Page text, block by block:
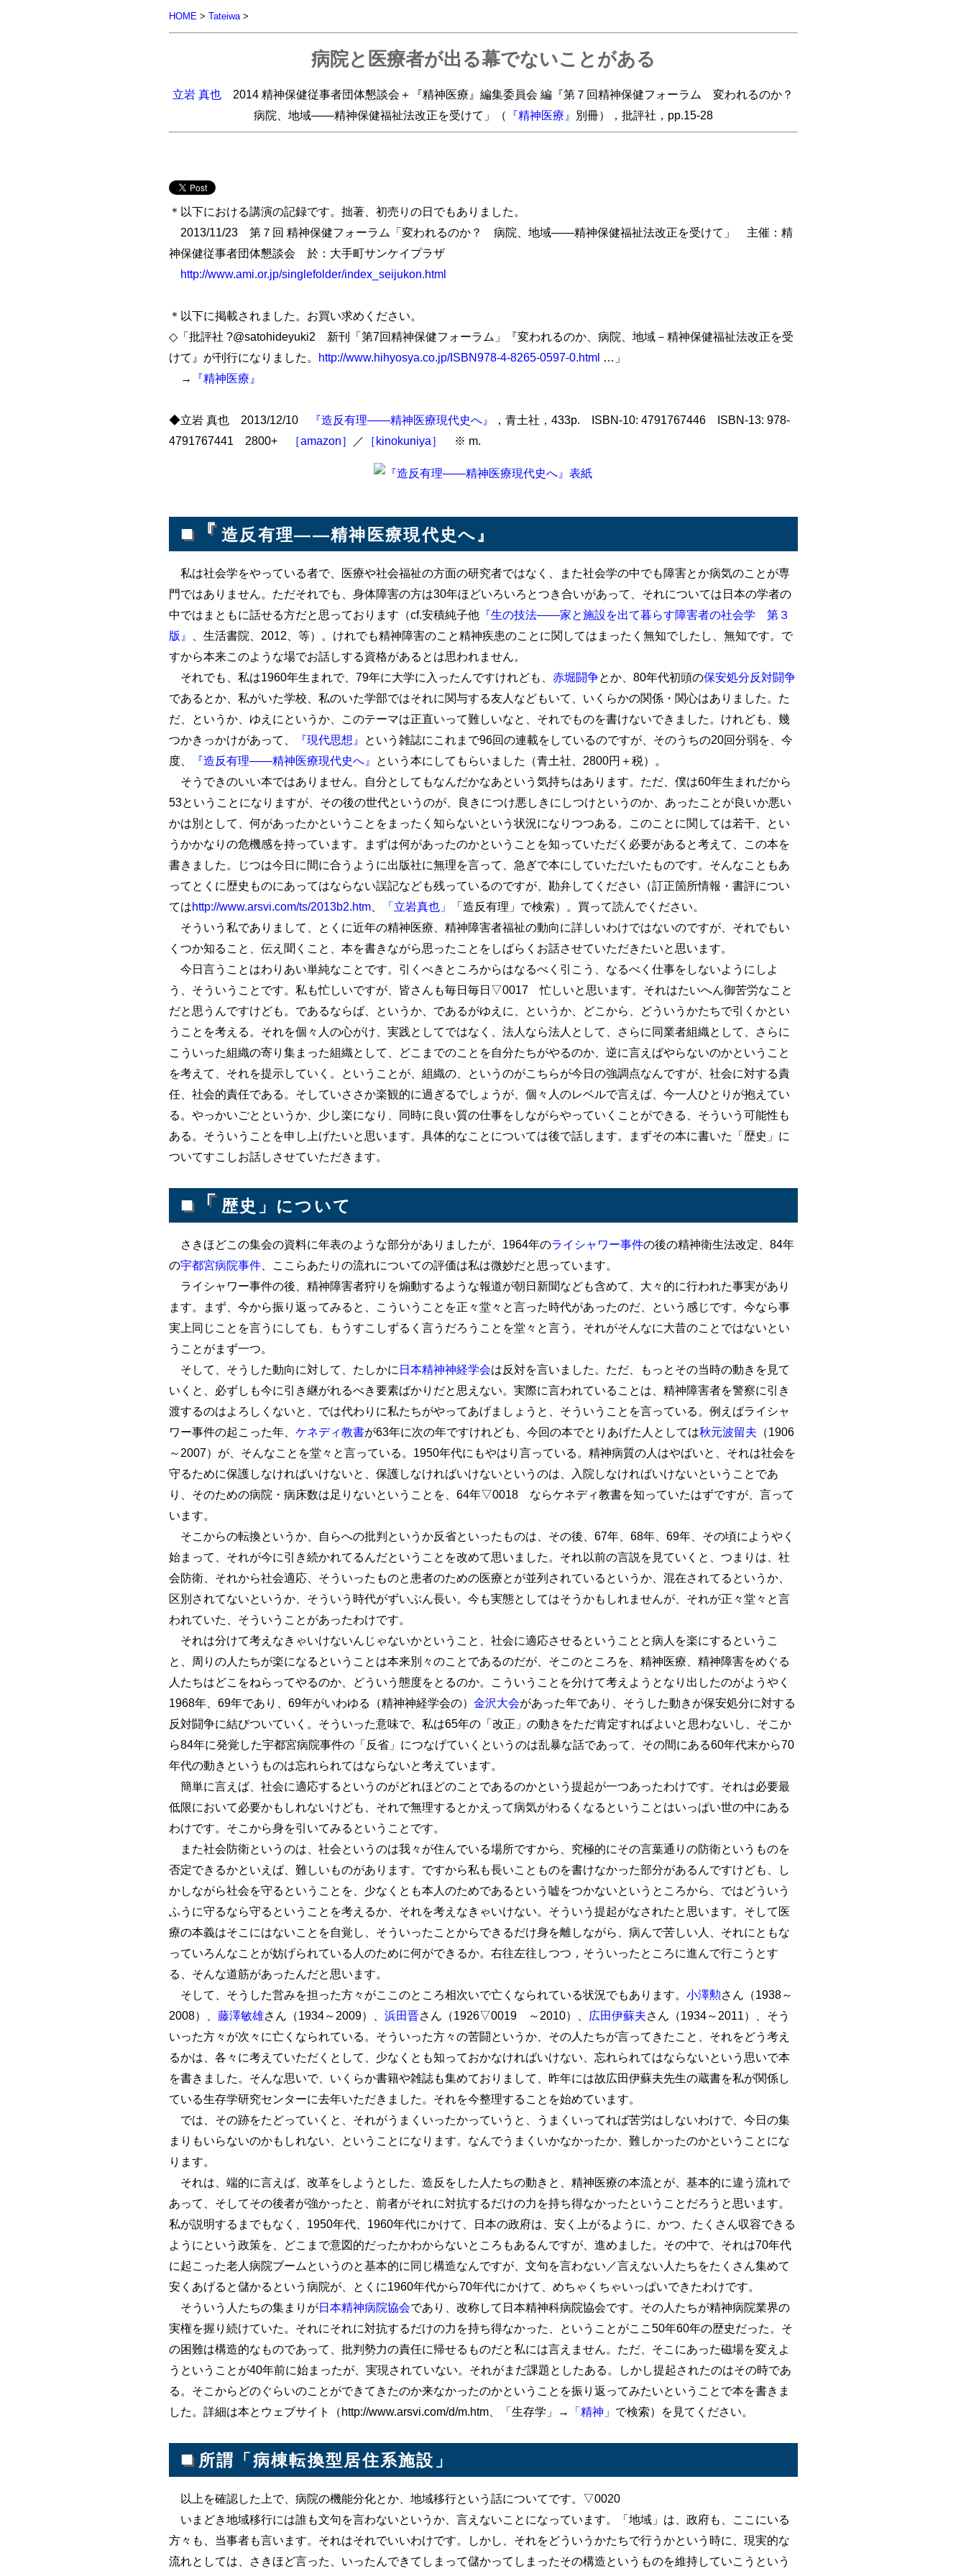
HOME> Tateiwa>
病院と医療者が出る幕でないことがある
立岩 真也
2014 精神保健従事者団体懇談会＋『精神医療』編集委員会 編『第７回精神保健フォーラム 変われるのか？
病院、地域――精神保健福祉法改正を受けて」（ 『精神医療』 別冊），批評社，pp.15-28
＊以下における講演の記録です。拙著、初売りの日でもありました。
2013/11/23 第７回 精神保健フォーラム「変われるのか？ 病院、地域――精神保健福祉法改正を受けて」 主催：精
神保健従事者団体懇談会 於：大手町サンケイプラザ
http://www.ami.or.jp/singlefolder/index_seijukon.html
＊以下に掲載されました。お買い求めください。
◇「批評社 ?@satohideyuki2 新刊「第7回精神保健フォーラム」『変われるのか、病院、地域－精神保健福祉法改正を受
けて』が刊行になりました。 http://www.hihyosya.co.jp/ISBN978-4-8265-0597-0.html …」
→
『精神医療』
◆立岩 真也 2013/12/10 『造反有理――精神医療現代史へ』
，青土社，433p. ISBN-10: 4791767446 ISBN-13: 978-
4791767441 2800+
［amazon］ ／ ［kinokuniya］ ※ m.
■『 造反有理――精神医療現代史へ』
私は社会学をやっている者で、医療や社会福祉の方面の研究者ではなく、また社会学の中でも障害とか病気のことが専
門ではありません。ただそれでも、身体障害の方は30年ほどいろいろとつき合いがあって、それについては日本の学者の
中ではまともに話せる方だと思っております（cf.安積純子他『生の技法――家と施設を出て暮らす障害者の社会学 第３
版』
、生活書院、2012、等）。けれでも精神障害のこと精神疾患のことに関してはまったく無知でしたし、無知です。で
すから本来このような場でお話しする資格があるとは思われません。
それでも、私は1960年生まれで、79年に大学に入ったんですけれども、 赤堀闘争とか、80年代初頭の保安処分反対闘争
であるとか、私がいた学校、私のいた学部ではそれに関与する友人などもいて、いくらかの関係・関心はありました。た
だ、というか、ゆえにというか、このテーマは正直いって難しいなと、それでものを書けないできました。けれども、幾
つかきっかけがあって、
『現代思想』
という雑誌にこれまで96回の連載をしているのですが、そのうちの20回分弱を、今
度、
『造反有理――精神医療現代史へ』
という本にしてもらいました（青土社、2800円＋税）。
そうできのいい本ではありません。自分としてもなんだかなあという気持ちはあります。ただ、僕は60年生まれだから
53ということになりますが、その後の世代というのが、良きにつけ悪しきにしつけというのか、あったことが良いか悪い
かは別として、何があったかということをまったく知らないという状況になりつつある。このことに関しては若干、とい
うかかなりの危機感を持っています。まずは何があったのかということを知っていただく必要があると考えて、この本を
書きました。じつは今日に間に合うように出版社に無理を言って、急ぎで本にしていただいたものです。そんなこともあ
ってとくに歴史ものにあってはならない誤記なども残っているのですが、勘弁してください（訂正箇所情報・書評につい
てはhttp://www.arsvi.com/ts/2013b2.htm、 「立岩真也」
「造反有理」で検索）。買って読んでください。
そういう私でありまして、とくに近年の精神医療、精神障害者福祉の動向に詳しいわけではないのですが、それでもい
くつか知ること、伝え聞くこと、本を書きながら思ったことをしばらくお話させていただきたいと思います。
今日言うことはわりあい単純なことです。引くべきところからはなるべく引こう、なるべく仕事をしないようにしよ
う、そういうことです。私も忙しいですが、皆さんも毎日毎日▽0017 忙しいと思います。それはたいへん御苦労なこと
だと思うんですけども。であるならば、というか、であるがゆえに、というか、どこから、どういうかたちで引くかとい
うことを考える。それを個々人の心がけ、実践としてではなく、法人なら法人として、さらに同業者組織として、さらに
こういった組織の寄り集まった組織として、どこまでのことを自分たちがやるのか、逆に言えばやらないのかということ
を考えて、それを提示していく。ということが、組織の、というのがこちらが今日の強調点なんですが、社会に対する責
任、社会的責任である。そしていささか楽観的に過ぎるでしょうが、個々人のレベルで言えば、今一人ひとりが抱えてい
る。やっかいごとというか、少し楽になり、同時に良い質の仕事をしながらやっていくことができる、そういう可能性も
ある。そういうことを申し上げたいと思います。具体的なことについては後で話します。まずその本に書いた「歴史」に
ついてすこしお話しさせていただきます。
■「 歴史」について
さきほどこの集会の資料に年表のような部分がありましたが、1964年のライシャワー事件の後の精神衛生法改定、84年
の宇都宮病院事件、ここらあたりの流れについての評価は私は微妙だと思っています。
ライシャワー事件の後、精神障害者狩りを煽動するような報道が朝日新聞なども含めて、大々的に行われた事実があり
ます。まず、今から振り返ってみると、こういうことを正々堂々と言った時代があったのだ、という感じです。今なら事
実上同じことを言うにしても、もうすこしずるく言うだろうことを堂々と言う。それがそんなに大昔のことではないとい
うことがまず一つ。
そして、そうした動向に対して、たしかに 日本精神神経学会は反対を言いました。ただ、もっとその当時の動きを見て
いくと、必ずしも今に引き継がれるべき要素ばかりだと思えない。実際に言われていることは、精神障害者を警察に引き
渡するのはよろしくないと、では代わりに私たちがやってあげましょうと、そういうことを言っている。例えばライシャ
ワー事件の起こった年、 ケネディ教書が63年に次の年ですけれども、今回の本でとりあげた人としては秋元波留夫 （1906
～2007）が、そんなことを堂々と言っている。1950年代にもやはり言っている。精神病質の人はやばいと、それは社会を
守るために保護しなければいけないと、保護しなければいけないというのは、入院しなければいけないということであ
り、そのための病院・病床数は足りないということを、64年▽0018 ならケネディ教書を知っていたはずですが、言って
います。
そこからの転換というか、自らへの批判というか反省といったものは、その後、67年、68年、69年、その頃にようやく
始まって、それが今に引き続かれてるんだということを改めて思いました。それ以前の言説を見ていくと、つまりは、社
会防衛、それから社会適応、そういったものと患者のための医療とが並列されているというか、混在されてるというか、
区別されてないというか、そういう時代がずいぶん長い。今も実態としてはそうかもしれませんが、それが正々堂々と言
われていた、そういうことがあったわけです。
それは分けて考えなきゃいけないんじゃないかということ、社会に適応させるということと病人を楽にするというこ
と、周りの人たちが楽になるということは本来別々のことであるのだが、そこのところを、精神医療、精神障害をめぐる
人たちはどこをねらってやるのか、どういう態度をとるのか。こういうことを分けて考えようとなり出したのがようやく
1968年、69年であり、69年がいわゆる（精神神経学会の） 金沢大会があった年であり、そうした動きが保安処分に対する
反対闘争に結びついていく。そういった意味で、私は65年の「改正」の動きをただ肯定すればよいと思わないし、そこか
ら84年に発覚した宇都宮病院事件の「反省」につなげていくというのは乱暴な話であって、その間にある60年代末から70
年代の動きというものは忘れられてはならないと考えています。
簡単に言えば、社会に適応するというのがどれほどのことであるのかという提起が一つあったわけです。それは必要最
低限において必要かもしれないけども、それで無理するとかえって病気がわるくなるということはいっぱい世の中にある
わけです。そこから身を引いてみるということです。
また社会防衛というのは、社会というのは我々が住んでいる場所ですから、究極的にその言葉通りの防衛というものを
否定できるかといえば、難しいものがあります。ですから私も長いことものを書けなかった部分があるんですけども、し
かしながら社会を守るということを、少なくとも本人のためであるという嘘をつかないというところから、ではどういう
ふうに守るなら守るということを考えるか、それを考えなきゃいけない。そういう提起がなされたと思います。そして医
療の本義はそこにはないことを自覚し、そういったことからできるだけ身を離しながら、病んで苦しい人、それにともな
っていろんなことが妨げられている人のために何ができるか。右往左往しつつ，そういったところに進んで行こうとす
る、そんな道筋があったんだと思います。
そして、そうした営みを担った方々がここのところ相次いで亡くなられている状況でもあります。 小澤勲さん（1938～
2008）、 藤澤敏雄さん（1934～2009）、 浜田晋さん（1926▽0019 ～2010）、 広田伊蘇夫さん（1934～2011）、そう
いった方々が次々に亡くなられている。そういった方々の苦闘というか、その人たちが言ってきたこと、それをどう考え
るかは、各々に考えていただくとして、少なくとも知っておかなければいけない、忘れられてはならないという思いで本
を書きました。そんな思いで、いくらか書籍や雑誌も集めておりまして、昨年には故広田伊蘇夫先生の蔵書を私が関係し
ている生存学研究センターに去年いただきました。それを今整理することを始めています。
では、その跡をたどっていくと、それがうまくいったかっていうと、うまくいってれば苦労はしないわけで、今日の集
まりもいらないのかもしれない、ということになります。なんでうまくいかなかったか、難しかったのかということにな
ります。
それは、端的に言えば、改革をしようとした、造反をした人たちの動きと、精神医療の本流とが、基本的に違う流れで
あって、そしてその後者が強かったと、前者がそれに対抗するだけの力を持ち得なかったということだろうと思います。
私が説明するまでもなく、1950年代、1960年代にかけて、日本の政府は、安く上がるように、かつ、たくさん収容できる
ようにという政策を、どこまで意図的だったかわからないところもあるんですが、進めました。その中で、それは70年代
に起こった老人病院ブームというのと基本的に同じ構造なんですが、文句を言わない／言えない人たちをたくさん集めて
安くあげると儲かるという病院が、とくに1960年代から70年代にかけて、めちゃくちゃいっぱいできたわけです。
そういう人たちの集まりが日本精神病院協会であり、改称して日本精神科病院協会です。その人たちが精神病院業界の
実権を握り続けていた。それにそれに対抗するだけの力を持ち得なかった、ということがここ50年60年の歴史だった。そ
の困難は構造的なものであって、批判勢力の責任に帰せるものだと私には言えません。ただ、そこにあった磁場を変えよ
うということが40年前に始まったが、実現されていない。それがまだ課題としたある。しかし提起されたのはその時であ
る。そこからどのぐらいのことができてきたのか来なかったのかということを振り返ってみたいということで本を書きま
した。詳細は本とウェブサイト（http://www.arsvi.com/d/m.htm、「生存学」→
「精神」 で検索）を見てください。
■ 所謂「病棟転換型居住系施設」
以上を確認した上で、病院の機能分化とか、地域移行という話についてです。▽0020
いまどき地域移行には誰も文句を言わないというか、言えないことになっています。「地域」は、政府も、ここにいる
方々も、当事者も言います。それはそれでいいわけです。しかし、それをどういうかたちで行うかという時に、現実的な
流れとしては、さきほど言った、いったんできてしまって儲かってしまったその構造というものを維持していこうという